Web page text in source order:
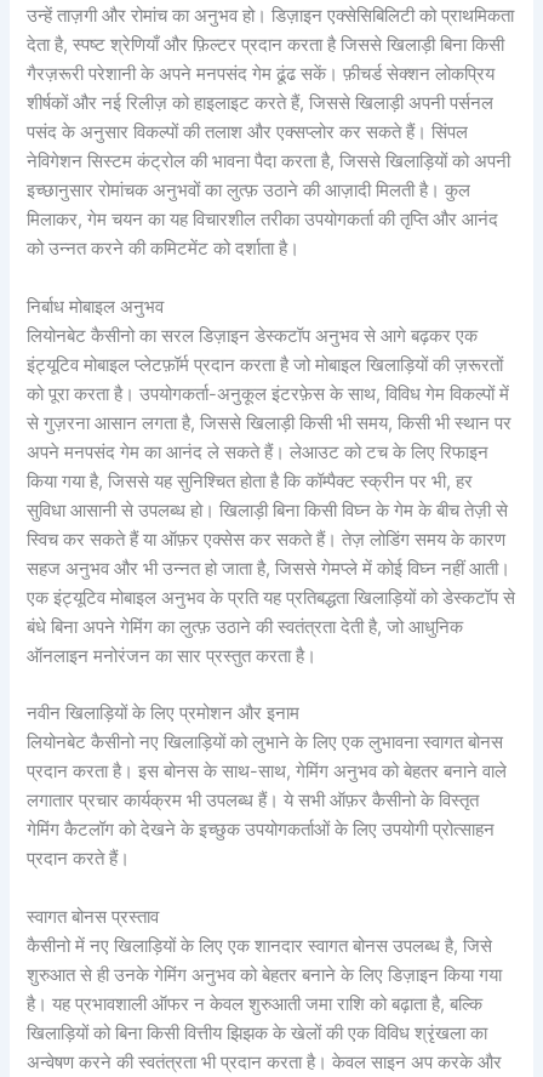
उन्हें ताज़गी और रोमांच का अनुभव हो। डिज़ाइन एक्सेसिबिलिटी को प्राथमिकता
देता है, स्पष्ट श्रेणियाँ और फ़िल्टर प्रदान करता है जिससे खिलाड़ी बिना किसी
गैरज़रूरी परेशानी के अपने मनपसंद गेम ढूंढ सकें। फ़ीचर्ड सेक्शन लोकप्रिय
शीर्षकों और नई रिलीज़ को हाइलाइट करते हैं, जिससे खिलाड़ी अपनी पर्सनल
पसंद के अनुसार विकल्पों की तलाश और एक्सप्लोर कर सकते हैं। सिंपल
नेविगेशन सिस्टम कंट्रोल की भावना पैदा करता है, जिससे खिलाड़ियों को अपनी
इच्छानुसार रोमांचक अनुभवों का लुत्फ़ उठाने की आज़ादी मिलती है। कुल
मिलाकर, गेम चयन का यह विचारशील तरीका उपयोगकर्ता की तृप्ति और आनंद
को उन्नत करने की कमिटमेंट को दर्शाता है।
निर्बाध मोबाइल अनुभव
लियोनबेट कैसीनो का सरल डिज़ाइन डेस्कटॉप अनुभव से आगे बढ़कर एक
इंट्यूटिव मोबाइल प्लेटफ़ॉर्म प्रदान करता है जो मोबाइल खिलाड़ियों की ज़रूरतों
को पूरा करता है। उपयोगकर्ता-अनुकूल इंटरफ़ेस के साथ, विविध गेम विकल्पों में
से गुज़रना आसान लगता है, जिससे खिलाड़ी किसी भी समय, किसी भी स्थान पर
अपने मनपसंद गेम का आनंद ले सकते हैं। लेआउट को टच के लिए रिफाइन
किया गया है, जिससे यह सुनिश्चित होता है कि कॉम्पैक्ट स्क्रीन पर भी, हर
सुविधा आसानी से उपलब्ध हो। खिलाड़ी बिना किसी विघ्न के गेम के बीच तेज़ी से
स्विच कर सकते हैं या ऑफ़र एक्सेस कर सकते हैं। तेज़ लोडिंग समय के कारण
सहज अनुभव और भी उन्नत हो जाता है, जिससे गेमप्ले में कोई विघ्न नहीं आती।
एक इंट्यूटिव मोबाइल अनुभव के प्रति यह प्रतिबद्धता खिलाड़ियों को डेस्कटॉप से
बंधे बिना अपने गेमिंग का लुत्फ़ उठाने की स्वतंत्रता देती है, जो आधुनिक
ऑनलाइन मनोरंजन का सार प्रस्तुत करता है।
नवीन खिलाड़ियों के लिए प्रमोशन और इनाम
लियोनबेट कैसीनो नए खिलाड़ियों को लुभाने के लिए एक लुभावना स्वागत बोनस
प्रदान करता है। इस बोनस के साथ-साथ, गेमिंग अनुभव को बेहतर बनाने वाले
लगातार प्रचार कार्यक्रम भी उपलब्ध हैं। ये सभी ऑफ़र कैसीनो के विस्तृत
गेमिंग कैटलॉग को देखने के इच्छुक उपयोगकर्ताओं के लिए उपयोगी प्रोत्साहन
प्रदान करते हैं।
स्वागत बोनस प्रस्ताव
कैसीनो में नए खिलाड़ियों के लिए एक शानदार स्वागत बोनस उपलब्ध है, जिसे
शुरुआत से ही उनके गेमिंग अनुभव को बेहतर बनाने के लिए डिज़ाइन किया गया
है। यह प्रभावशाली ऑफर न केवल शुरुआती जमा राशि को बढ़ाता है, बल्कि
खिलाड़ियों को बिना किसी वित्तीय झिझक के खेलों की एक विविध श्रृंखला का
अन्वेषण करने की स्वतंत्रता भी प्रदान करता है। केवल साइन अप करके और